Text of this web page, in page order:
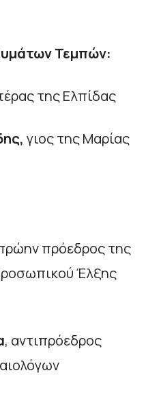
Τεμπών:
της Ελπίδας
γιος της Μαρίας
πρόεδρος της
Έλξης
, αντιπρόεδρος